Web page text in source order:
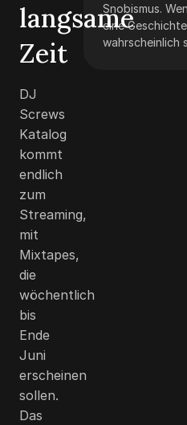
Snobismus.
eine
wahrscheinlich
langsame
Zeit
DJ
Screws
Katalog
kommt
endlich
zum
Streaming,
mit
Mixtapes,
die
wöchentlich
bis
Ende
Juni
erscheinen
sollen.
Das